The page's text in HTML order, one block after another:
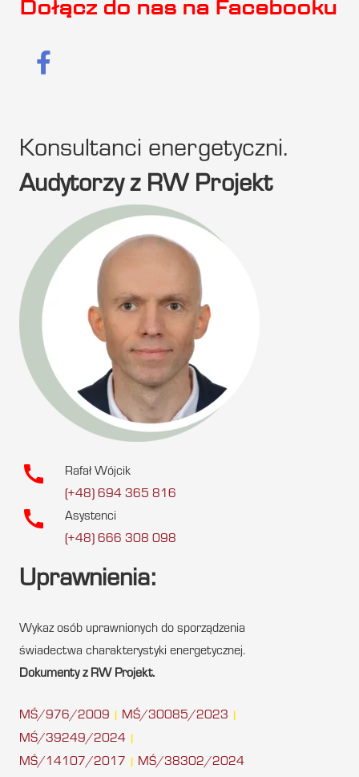
Dołącz do nas na Facebooku
Konsultanci energetyczni.
Audytorzy z RW Projekt
call
Rafał Wójcik
(+48) 694 365 816
call
Asystenci
(+48) 666 308 098
Uprawnienia:
Wykaz osób uprawnionych do sporządzenia
świadectwa charakterystyki energetycznej.
Dokumenty z RW Projekt.
MŚ/976/2009 MŚ/30085/2023
MŚ/39249/2024
MŚ/14107/2017 MŚ/38302/2024